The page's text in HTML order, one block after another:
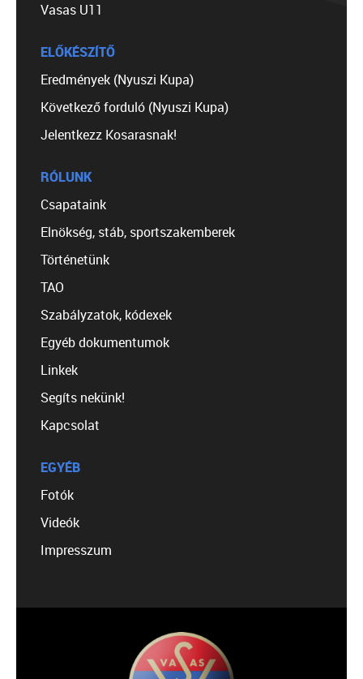
Vasas U11
ELŐKÉSZÍTŐ
Eredmények (Nyuszi Kupa)
Következő forduló (Nyuszi Kupa)
Jelentkezz Kosarasnak!
RÓLUNK
Csapataink
Elnökség, stáb, sportszakemberek
Történetünk
TAO
Szabályzatok, kódexek
Egyéb dokumentumok
Linkek
Segíts nekünk!
Kapcsolat
EGYÉB
Fotók
Videók
Impresszum